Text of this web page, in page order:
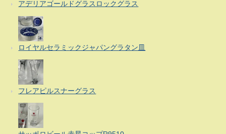
アデリアゴールドグラスロックグラス
ロイヤルセラミックジャパングラタン皿
フレアピルスナーグラス